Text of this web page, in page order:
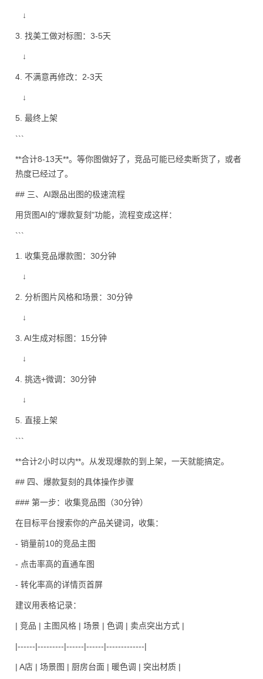
↓
3. 找美工做对标图：3-5天
↓
4. 不满意再修改：2-3天
↓
5. 最终上架
```
**合计8-13天**。等你图做好了，竞品可能已经卖断货了，或者
热度已经过了。
## 三、AI跟品出图的极速流程
用货图AI的"爆款复刻"功能，流程变成这样：
```
1. 收集竞品爆款图：30分钟
↓
2. 分析图片风格和场景：30分钟
↓
3. AI生成对标图：15分钟
↓
4. 挑选+微调：30分钟
↓
5. 直接上架
```
**合计2小时以内**。从发现爆款的到上架，一天就能搞定。
## 四、爆款复刻的具体操作步骤
### 第一步：收集竞品图（30分钟）
在目标平台搜索你的产品关键词，收集：
- 销量前10的竞品主图
- 点击率高的直通车图
- 转化率高的详情页首屏
建议用表格记录：
| 竞品 | 主图风格 | 场景 | 色调 | 卖点突出方式 |
|------|---------|------|------|-------------|
| A店 | 场景图 | 厨房台面 | 暖色调 | 突出材质 |